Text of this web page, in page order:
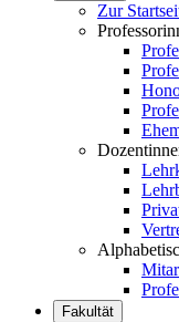
Zur
Fakultät